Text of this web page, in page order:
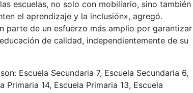
escuelas, no solo con mobiliario, sino también
el aprendizaje y la inclusión», agregó.
parte de un esfuerzo más amplio por garantizar
de calidad, independientemente de su
Escuela Secundaria 7, Escuela Secundaria 6,
Primaria 14, Escuela Primaria 13, Escuela